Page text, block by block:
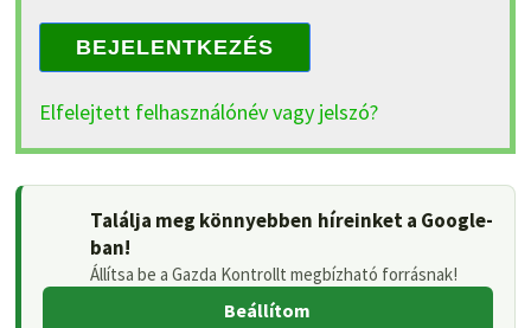
BEJELENTKEZÉS
Elfelejtett felhasználónév vagy jelszó?
Találja meg könnyebben híreinket a Google-
ban!
Állítsa be a Gazda Kontrollt megbízható forrásnak!
Beállítom